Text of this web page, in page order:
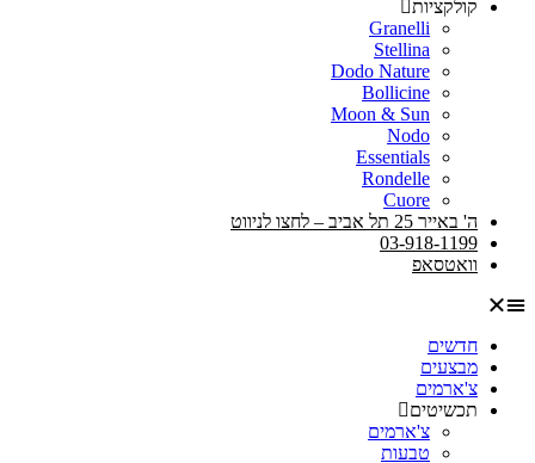
קולקציות
Granelli
Stellina
Dodo Nature
Bollicine
Moon & Sun
Nodo
Essentials
Rondelle
Cuore
ה' באייר 25 תל אביב – לחצו לניווט
03-918-1199
וואטסאפ
חדשים
מבצעים
צ'ארמים
תכשיטים
צ'ארמים
טבעות